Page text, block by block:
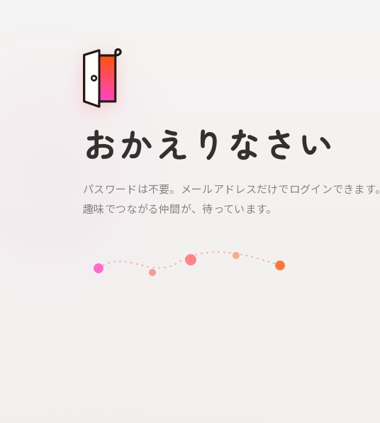
おかえりなさい
パスワードは不要。メールアドレスだけでログインできます。
趣味でつながる仲間が、待っています。